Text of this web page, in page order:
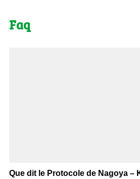
Faq
Que dit le Protocole de Nagoya –